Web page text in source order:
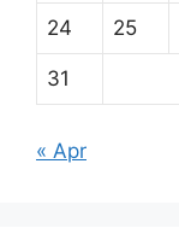
24 25
31
« Apr